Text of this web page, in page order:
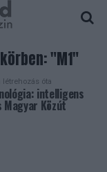
"M1"
létrehozás óta
intelligens
Közút